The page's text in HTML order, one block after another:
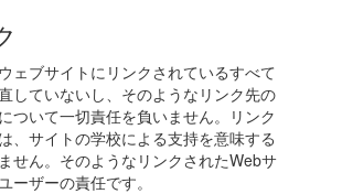
ェブサイトにリンクされているすべて
していないし、そのようなリンク先の
ついて一切責任を負いません。リンク
、サイトの学校による支持を意味する
せん。そのようなリンクされたWebサ
ーザーの責任です。